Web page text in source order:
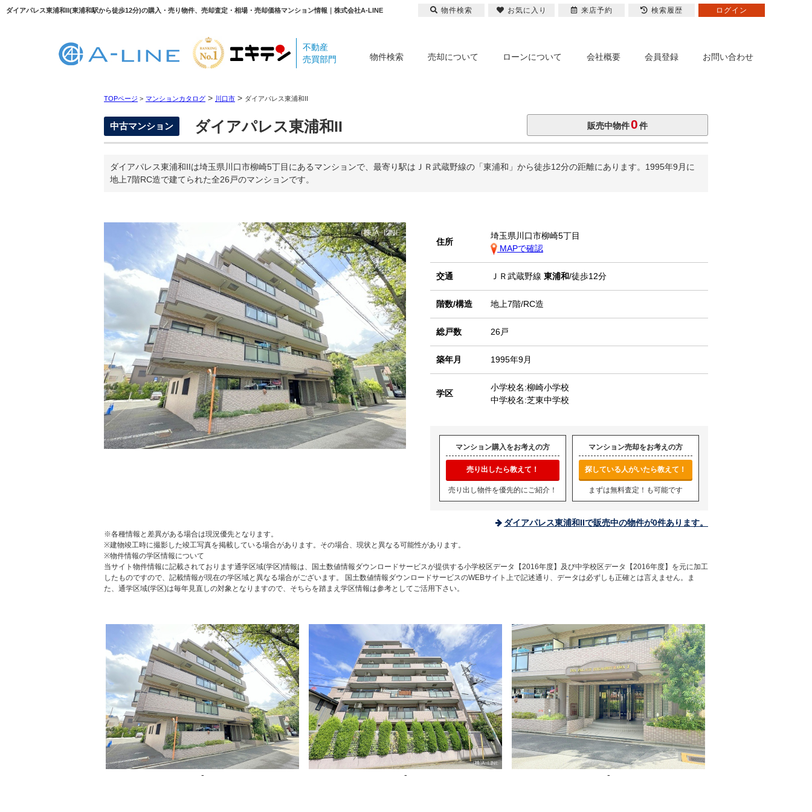
ダイアパレス東浦和II(東浦和駅から徒歩12分)の購入・売り物件、売却査定・相場・売却価格マンション情報｜株式会社A-LINE
不動産
売買部門
物件検索 売却について ローンについて 会社概要 会員登録 お問い合わせ
TOPページ > マンションカタログ > 川口市 > ダイアパレス東浦和II
中古マンション ダイアパレス東浦和II 販売中物件0件
ダイアパレス東浦和IIは埼玉県川口市柳崎5丁目にあるマンションで、最寄り駅はＪＲ武蔵野線の「東浦和」から徒歩12分の距離にあります。1995年9月に
地上7階RC造で建てられた全26戸のマンションです。
住所
埼玉県川口市柳崎5丁目
MAPで確認
交通 ＪＲ武蔵野線 東浦和/徒歩12分
階数/構造 地上7階/RC造
総戸数 26戸
築年月 1995年9月
学区
小学校名:柳崎小学校
中学校名:芝東中学校
マンション購入をお考えの方
売り出したら教えて！
売り出し物件を優先的にご紹介！
マンション売却をお考えの方
探している人がいたら教えて！
まずは無料査定！も可能です
ダイアパレス東浦和IIで販売中の物件が0件あります。
※各種情報と差異がある場合は現況優先となります。
※建物竣工時に撮影した竣工写真を掲載している場合があります。その場合、現状と異なる可能性があります。
※物件情報の学区情報について
当サイト物件情報に記載されております通学区域(学区)情報は、国土数値情報ダウンロードサービスが提供する小学校区データ【2016年度】及び中学校区データ【2016年度】を元に加工
したものですので、記載情報が現在の学区域と異なる場合がございます。 国土数値情報ダウンロードサービスのWEBサイト上で記述通り、データは必ずしも正確とは言えません。ま
た、通学区域(学区)は毎年見直しの対象となりますので、そちらを踏まえ学区情報は参考としてご活用下さい。
- - -
物件検索 お気に入り 来店予約 検索履歴 ログイン